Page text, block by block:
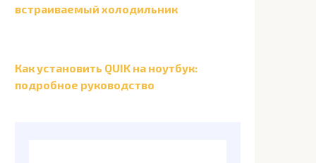
встраиваемый холодильник
Как установить QUIK на ноутбук:
подробное руководство